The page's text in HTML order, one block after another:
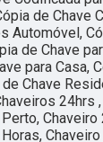
de Chave
Automóvel,
de Chave
para Casa,
Chave
24hrs